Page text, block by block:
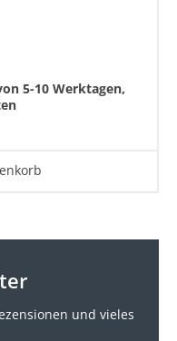
5-10 Werktagen,
und vieles